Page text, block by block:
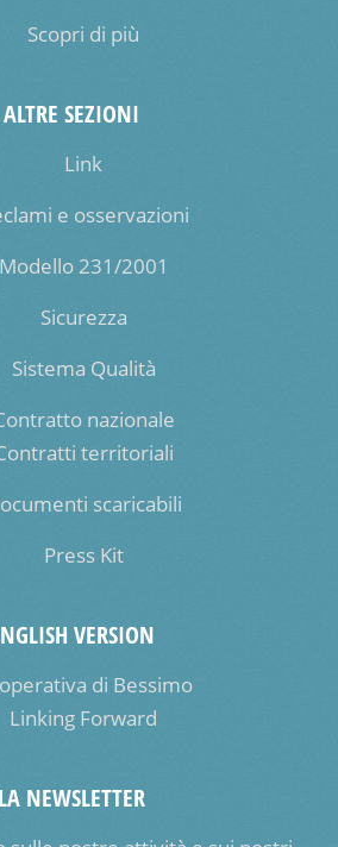
Scopri di più
ALTRE SEZIONI
Link
e osservazioni
Modello 231/2001
Sicurezza
Sistema Qualità
nazionale
territoriali
scaricabili
Press Kit
VERSION
di Bessimo
Linking Forward
LA NEWSLETTER